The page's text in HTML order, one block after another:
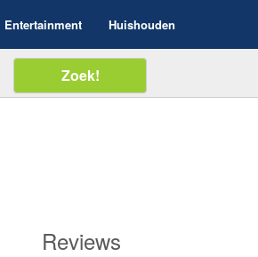
Entertainment Huishouden
Reviews